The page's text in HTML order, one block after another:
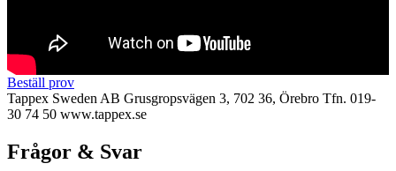
Beställ prov
Tappex Sweden AB Grusgropsvägen 3, 702 36, Örebro Tfn. 019-
30 74 50 www.tappex.se
Frågor & Svar